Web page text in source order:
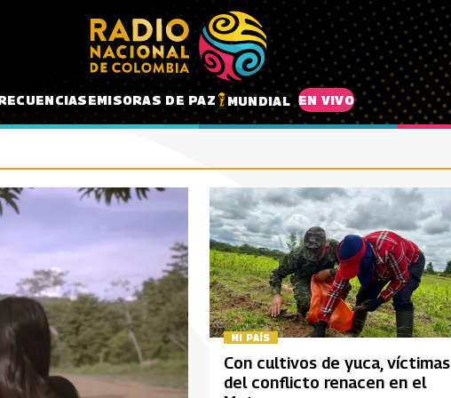
EMISORAS DE PAZ MUNDIAL EN VIVO
MI PAÍS
Con cultivos de yuca, víctimas
del conflicto renacen en el